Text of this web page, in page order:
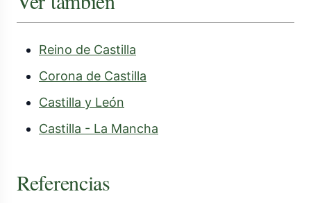
Reino de Castilla
Corona de Castilla
Castilla y León
Castilla - La Mancha
Referencias